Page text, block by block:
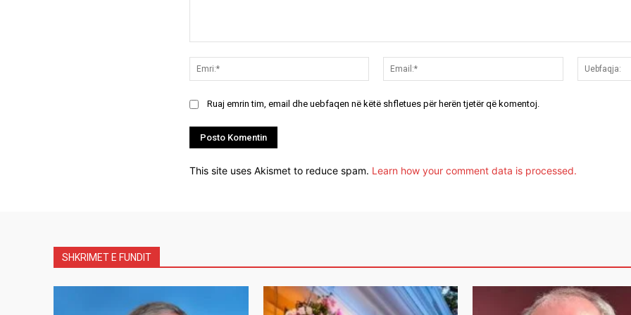
Emri:*
Email:*
Ruaj emrin tim, email dhe uebfaqen në këtë shfletues për herën tjetër që komentoj.
This site uses Akismet to reduce spam. Learn how your comment data is processed.
SHKRIMET E FUNDIT